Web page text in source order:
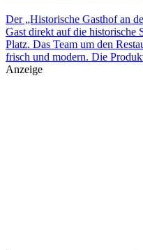
Der „Historische Gasthof an
Gast direkt auf die historische
Platz. Das Team um den
frisch und modern. Die
Anzeige